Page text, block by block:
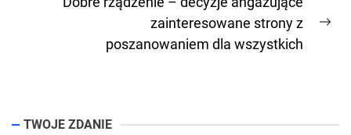
zainteresowane strony z
poszanowaniem dla wszystkich
TWOJE ZDANIE